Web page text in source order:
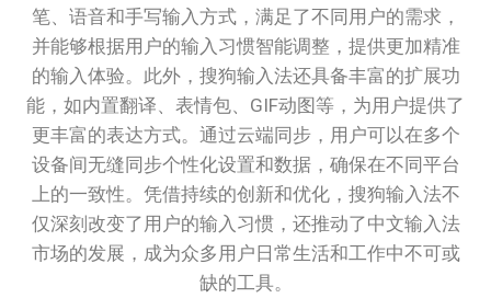
笔、语音和手写输入方式，满足了不同用户的需求，
并能够根据用户的输入习惯智能调整，提供更加精准
的输入体验。此外，搜狗输入法还具备丰富的扩展功
能，如内置翻译、表情包、GIF动图等，为用户提供了
更丰富的表达方式。通过云端同步，用户可以在多个
设备间无缝同步个性化设置和数据，确保在不同平台
上的一致性。凭借持续的创新和优化，搜狗输入法不
仅深刻改变了用户的输入习惯，还推动了中文输入法
市场的发展，成为众多用户日常生活和工作中不可或
缺的工具。